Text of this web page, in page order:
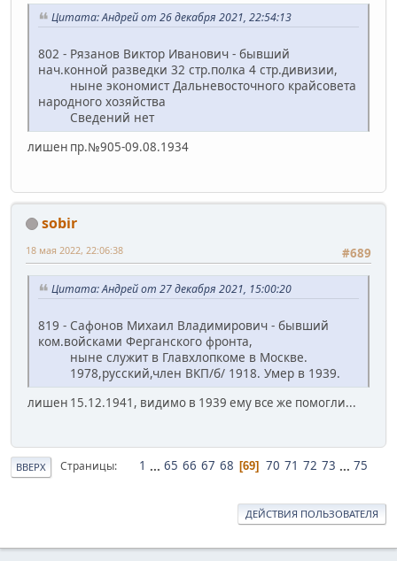
Цитата: Андрей от 26 декабря 2021, 22:54:13
802 - Рязанов Виктор Иванович - бывший
нач.конной разведки 32 стр.полка 4 стр.дивизии,
ныне экономист Дальневосточного крайсовета
народного хозяйства
Сведений нет
лишен пр.№905-09.08.1934
sobir
#689
18 мая 2022, 22:06:38
Цитата: Андрей от 27 декабря 2021, 15:00:20
819 - Сафонов Михаил Владимирович - бывший
ком.войсками Ферганского фронта,
ныне служит в Главхлопкоме в Москве.
1978,русский,член ВКП/б/ 1918. Умер в 1939.
лишен 15.12.1941, видимо в 1939 ему все же помогли...
ВВЕРХ Страницы 1 ... 65 66 67 68 69 70 71 72 73 ... 75
ДЕЙСТВИЯ ПОЛЬЗОВАТЕЛЯ